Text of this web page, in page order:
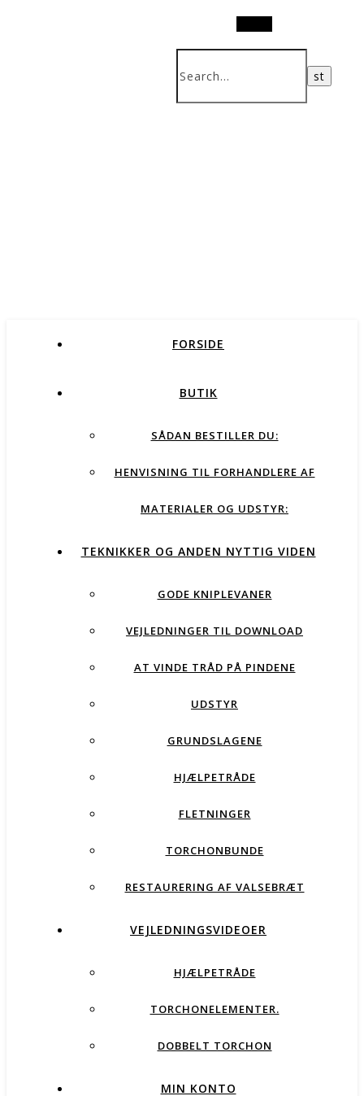
FORSIDE
BUTIK
SÅDAN BESTILLER DU:
HENVISNING TIL FORHANDLERE AF
MATERIALER OG UDSTYR:
TEKNIKKER OG ANDEN NYTTIG VIDEN
GODE KNIPLEVANER
VEJLEDNINGER TIL DOWNLOAD
AT VINDE TRÅD PÅ PINDENE
UDSTYR
GRUNDSLAGENE
HJÆLPETRÅDE
FLETNINGER
TORCHONBUNDE
RESTAURERING AF VALSEBRÆT
VEJLEDNINGSVIDEOER
HJÆLPETRÅDE
TORCHONELEMENTER.
DOBBELT TORCHON
MIN KONTO